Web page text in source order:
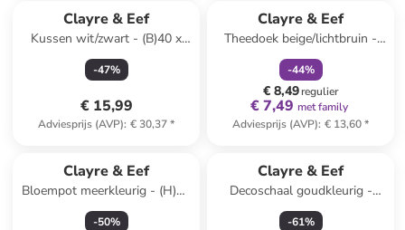
Clayre & Eef
Kussen wit/zwart - (B)40 x
(H)11 x (D)45 cm
-47%
€ 15,99
Adviesprijs (AVP): € 30,37*
Clayre & Eef
Theedoek beige/lichtbruin -
(L)70 x (B)50 cm
-44%
€ 8,49regulier
€ 7,49 met family
Adviesprijs (AVP): € 13,60*
Clayre & Eef
Bloempot meerkleurig - (H)16
x Ø 16 cm
-50%
Clayre & Eef
Decoschaal goudkleurig -
(B)10 x (H)4 x (D)9 cm
-61%